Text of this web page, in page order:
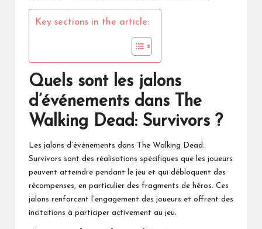
Key sections in the article:
Quels sont les jalons
d’événements dans The
Walking Dead: Survivors ?
Les jalons d’événements dans The Walking Dead :
Survivors sont des réalisations spécifiques que les joueurs
peuvent atteindre pendant le jeu et qui débloquent des
récompenses, en particulier des fragments de héros. Ces
jalons renforcent l’engagement des joueurs et offrent des
incitations à participer activement au jeu.